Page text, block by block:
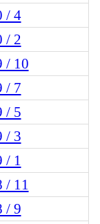
/ 4
/ 2
/ 10
/ 7
/ 5
/ 3
/ 1
/ 11
/ 9